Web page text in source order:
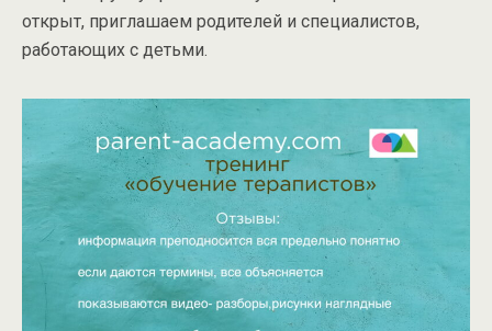
открыт, приглашаем родителей и специалистов,
работающих с детьми.